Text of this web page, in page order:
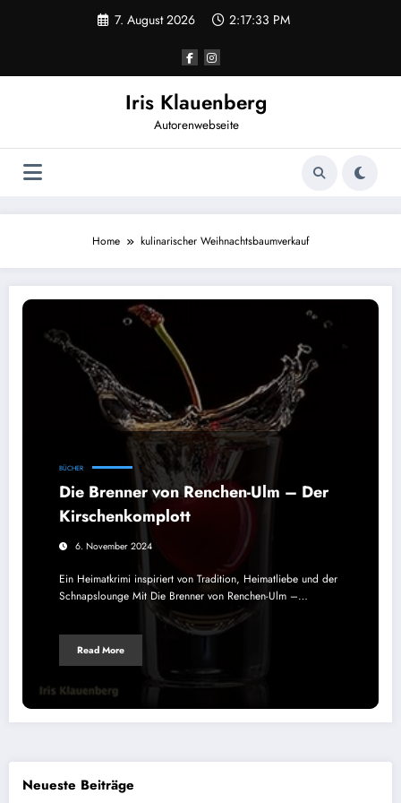
7. August 2026 2:17:33 PM
Iris Klauenberg
Autorenwebseite
Home kulinarischer Weihnachtsbaumverkauf
Die Brenner von Renchen-Ulm – Der Kirschenkomplott
BÜCHER
Die Brenner von Renchen-Ulm – Der
Kirschenkomplott
6. November 2024
Ein Heimatkrimi inspiriert von Tradition, Heimatliebe und der
Schnapslounge Mit Die Brenner von Renchen-Ulm –…
Read More
Neueste Beiträge